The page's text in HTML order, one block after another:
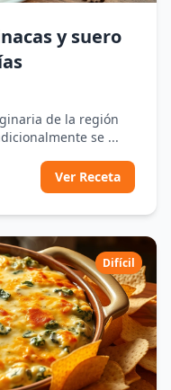
y suero
de la región
se ...
Ver Receta
Difícil